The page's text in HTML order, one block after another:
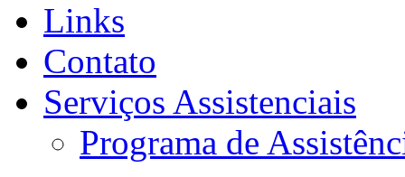
Links
Contato
Serviços Assistenciais
Programa de